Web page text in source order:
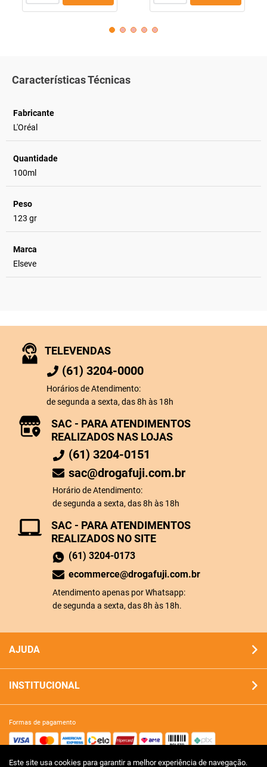
Este site usa cookies para garantir a melhor experiência de navegação.
Características Técnicas
Fabricante
L'Oréal
Quantidade
100ml
Peso
123 gr
Marca
Elseve
TELEVENDAS
(61) 3204-0000
Horários de Atendimento:
de segunda a sexta, das 8h às 18h
SAC - PARA ATENDIMENTOS
REALIZADOS NO SITE
(61) 3204-0173
ecommerce@drogafuji.com.br
Atendimento apenas por Whatsapp:
de segunda a sexta, das 8h às 18h.
SAC - PARA ATENDIMENTOS
REALIZADOS NAS LOJAS
(61) 3204-0151
sac@drogafuji.com.br
Horário de Atendimento:
de segunda a sexta, das 8h às 18h
AJUDA
INSTITUCIONAL
formas de pagamento
site 100% seguro